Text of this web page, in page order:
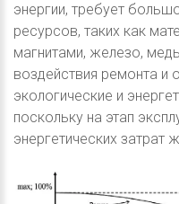
энергии, требует
ресурсов, таких как
магнитами, железо,
воздействия ремонта и
экологические и
поскольку на этап
энергетических затрат